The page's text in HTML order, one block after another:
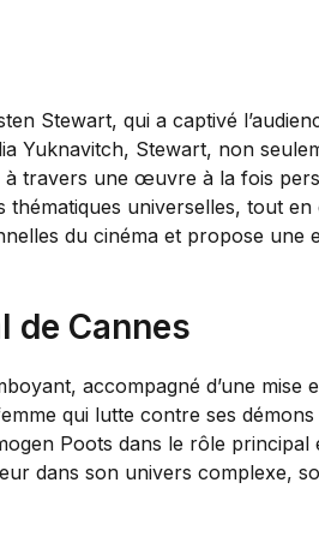
Stewart, qui a captivé
Yuknavitch, Stewart, non
à travers une œuvre à la fois
universelles, tout en
du cinéma et propose une
de Cannes
accompagné d’une mise
qui lutte contre ses
Poots dans le rôle
dans son univers complexe,